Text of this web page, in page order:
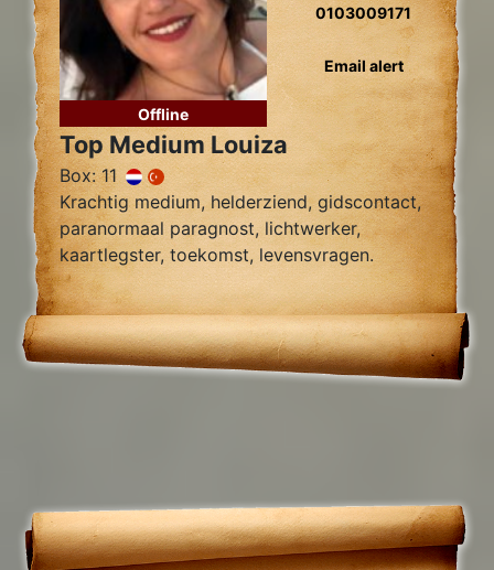
Offline
0103009171
Email alert
Top Medium Louiza
Box: 11
Krachtig medium, helderziend, gidscontact,
paranormaal paragnost, lichtwerker,
kaartlegster, toekomst, levensvragen.